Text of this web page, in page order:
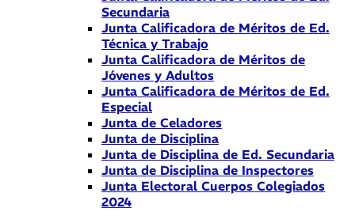
Secundaria
Junta Calificadora de Méritos de Ed.
Técnica y Trabajo
Junta Calificadora de Méritos de
Jóvenes y Adultos
Junta Calificadora de Méritos de Ed.
Especial
Junta de Celadores
Junta de Disciplina
Junta de Disciplina de Ed. Secundaria
Junta de Disciplina de Inspectores
Junta Electoral Cuerpos Colegiados
2024